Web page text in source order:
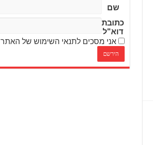
שם
כתובת
דוא"ל
אני מסכים לתנאי השימוש של האתר